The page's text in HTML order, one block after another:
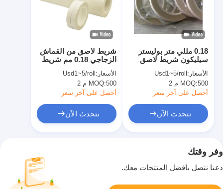
شريط لاصق من القماش
الزجاجي 0.18 مم شريط
لاصق من السيليكون
بدرجة H
الأسعار: Usd1~5/roll
MOQ:500 م 2
أحصل على آخر سعر
نتحدث الآن
0.18 مللي متر بوليستر
سيليكون شريط لاصق
العزل الكهربائي
الأسعار: Usd1~5/roll
MOQ:500 م 2
أحصل على آخر سعر
نتحدث الآن
وفر وقتك
دعنا نتصل بأفضل المنتجات معك.